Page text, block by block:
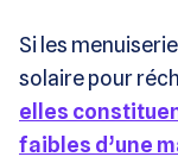
Si les
solaire pour
elles
faibles d’une